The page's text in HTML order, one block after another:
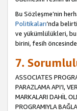
Bu Sözleşme’nin
Politikaları’nda
ve yükümlülükleri,
birini, fesih
7.
ASSOCIATES
PARAZLAMA API’I,
MARKALARI DAHİL
PROGRAMIYLA